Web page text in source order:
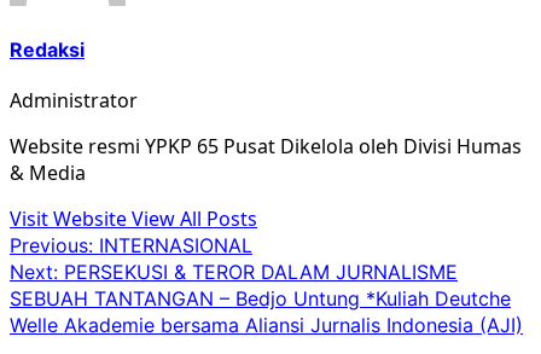
Redaksi
Administrator
Website resmi YPKP 65 Pusat Dikelola oleh Divisi Humas
& Media
Visit WebsiteView All Posts
Post
navigation
Previous: INTERNASIONAL
Next: PERSEKUSI & TEROR DALAM JURNALISME
SEBUAH TANTANGAN – Bedjo Untung *Kuliah Deutche
Welle Akademie bersama Aliansi Jurnalis Indonesia (AJI)